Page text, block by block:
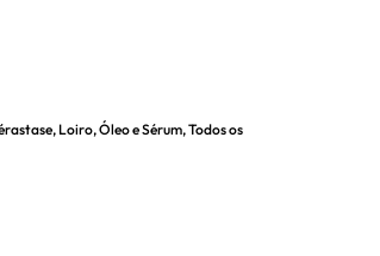
,Loiro,Óleo e Sérum,Todos os